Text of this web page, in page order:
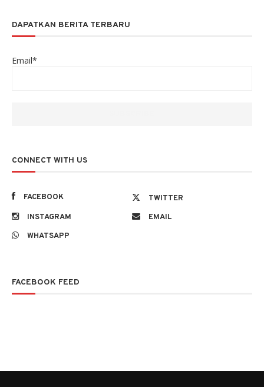
DAPATKAN BERITA TERBARU
Email*
CONNECT WITH US
FACEBOOK
TWITTER
INSTAGRAM
EMAIL
WHATSAPP
FACEBOOK FEED